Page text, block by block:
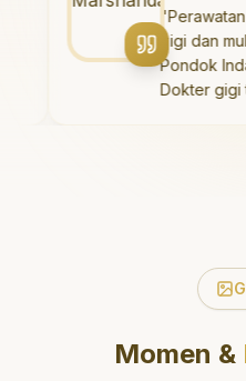
yang baik. Klinik
daerah yang
sehingga
Perawatan
gigi dan mulut
Pondok Indah
Dokter gigi
Momen &